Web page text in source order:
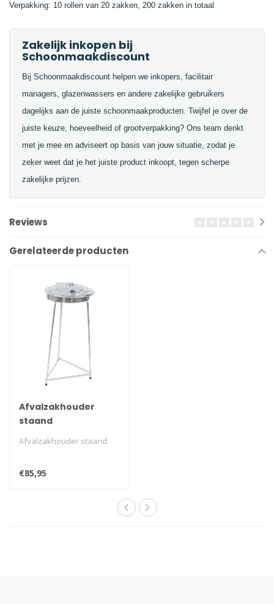
Verpakking: 10 rollen van 20 zakken, 200 zakken in totaal
Zakelijk inkopen bij
Schoonmaakdiscount
Bij Schoonmaakdiscount helpen we inkopers, facilitair
managers, glazenwassers en andere zakelijke gebruikers
dagelijks aan de juiste schoonmaakproducten. Twijfel je over de
juiste keuze, hoeveelheid of grootverpakking? Ons team denkt
met je mee en adviseert op basis van jouw situatie, zodat je
zeker weet dat je het juiste product inkoopt, tegen scherpe
zakelijke prijzen.
Reviews
Gerelateerde producten
Afvalzakhouder
staand
Afvalzakhouder staand
€85,95